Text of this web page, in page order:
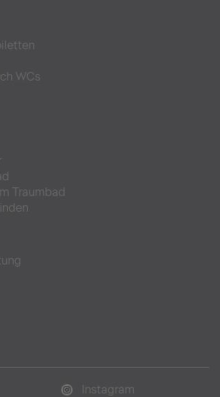
WCs
Traumbad
Instagram